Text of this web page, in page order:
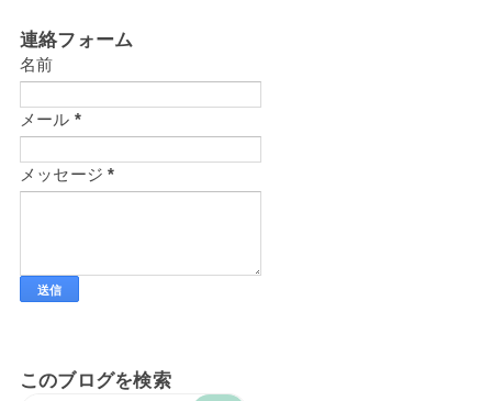
連絡フォーム
名前
メール *
メッセージ*
このブログを検索